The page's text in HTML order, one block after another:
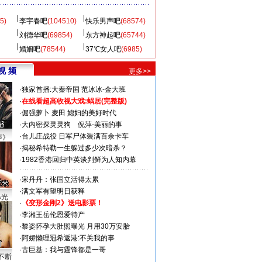
李宇春吧(104510) 快乐男声吧(68574)
刘德华吧(69854) 东方神起吧(65744)
婚姻吧(78544) 37℃女人吧(6985)
频 更多>>
断
·独家首播:大秦帝国 范冰冰-金大班
·在线看超高收视大戏:蜗居(完整版)
·倔强萝卜 麦田 媳妇的美好时代
·大内密探灵灵狗
倪萍-美丽的事
·台儿庄战役 日军尸体装满百余卡车
·揭秘希特勒一生躲过多少次暗杀？
·1982香港回归中英谈判鲜为人知内幕
·宋丹丹：张国立活得太累
·满文军有望明日获释
· 《变形金刚2》送电影票！
·李湘王岳伦恩爱待产
·黎姿怀孕大肚照曝光 月用30万安胎
·阿娇懒理冠希返港:不关我的事
·古巨基：我与霆锋都是一哥